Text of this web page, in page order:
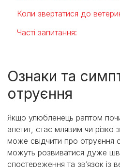
Коли звертатися до
Часті запитання:
Ознаки та
отруєння
Якщо улюбленець раптом
апетит, стає млявим чи
може свідчити про отруєння
можуть розвиватися дуже
спостереження та зв’язок із